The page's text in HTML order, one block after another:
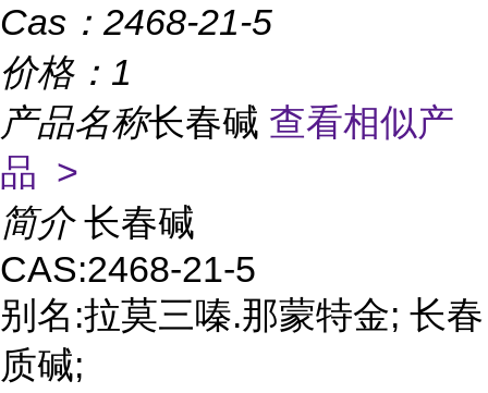
Cas： 2468-21-5
价格： 1
产品名称长春碱 查看相似产
品 >
简介 长春碱
CAS:2468-21-5
别名:拉莫三嗪.那蒙特金; 长春
质碱;